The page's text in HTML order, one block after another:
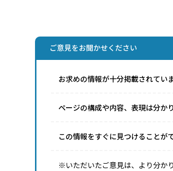
ご意見をお聞かせください
お求めの情報が十分掲載されてい
ページの構成や内容、表現は分か
この情報をすぐに見つけることが
※いただいたご意見は、より分か